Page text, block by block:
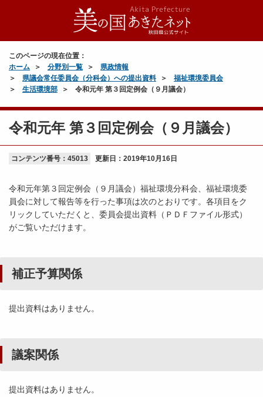
このページの現在位置：
ホーム
分野別一覧
県政情報
県議会常任委員会（分科会）への提出資料
福祉環境委員会
生活環境部
令和元年 第３回定例会（９月議会）
令和元年 第３回定例会（９月議会）
コンテンツ番号：45013 更新日： 2019年10月16日
令和元年第３回定例会（９月議会）福祉環境分科会、福祉環境委
員会に対して報告等を行った事項は次のとおりです。各項目をク
リックしていただくと、委員会提出資料（ＰＤＦファイル形式）
がご覧いただけます。
補正予算関係
提出資料はありません。
議案関係
提出資料はありません。